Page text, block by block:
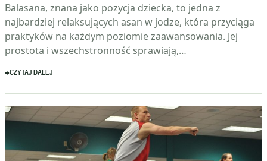
Balasana, znana jako pozycja dziecka, to jedna z
najbardziej relaksujących asan w jodze, która przyciąga
praktyków na każdym poziomie zaawansowania. Jej
prostota i wszechstronność sprawiają,…
CZYTAJ DALEJ